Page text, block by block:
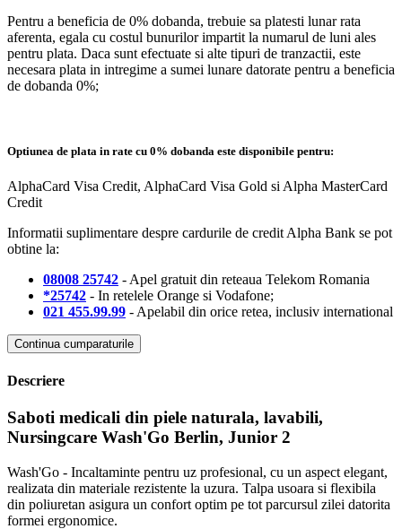
Pentru a beneficia de 0% dobanda, trebuie sa platesti lunar rata
aferenta, egala cu costul bunurilor impartit la numarul de luni ales
pentru plata. Daca sunt efectuate si alte tipuri de tranzactii, este
necesara plata in intregime a sumei lunare datorate pentru a beneficia
de dobanda 0%;
Optiunea de plata in rate cu 0% dobanda este disponibile pentru:
AlphaCard Visa Credit, AlphaCard Visa Gold si Alpha MasterCard
Credit
Informatii suplimentare despre cardurile de credit Alpha Bank se pot
obtine la:
08008 25742 - Apel gratuit din reteaua Telekom Romania
*25742 - In retelele Orange si Vodafone;
021 455.99.99 - Apelabil din orice retea, inclusiv international
Continua cumparaturile
Descriere
Saboti medicali din piele naturala, lavabili,
Nursingcare Wash'Go Berlin, Junior 2
Wash'Go - Incaltaminte pentru uz profesional, cu un aspect elegant,
realizata din materiale rezistente la uzura. Talpa usoara si flexibila
din poliuretan asigura un confort optim pe tot parcursul zilei datorita
formei ergonomice.